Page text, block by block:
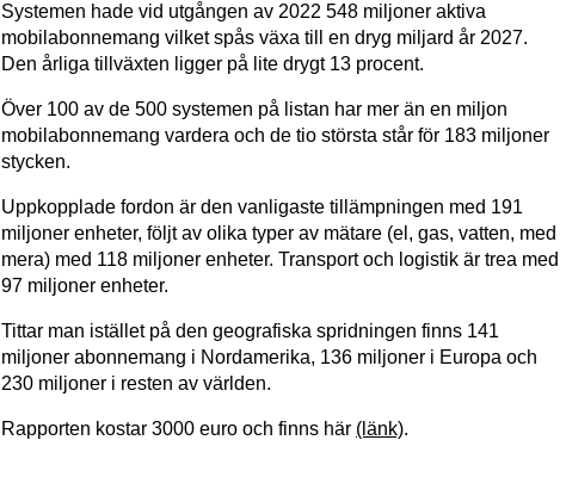
Systemen hade vid utgången av 2022 548 miljoner aktiva
mobilabonnemang vilket spås växa till en dryg miljard år 2027.
Den årliga tillväxten ligger på lite drygt 13 procent.
Över 100 av de 500 systemen på listan har mer än en miljon
mobilabonnemang vardera och de tio största står för 183 miljoner
stycken.
Uppkopplade fordon är den vanligaste tillämpningen med 191
miljoner enheter, följt av olika typer av mätare (el, gas, vatten, med
mera) med 118 miljoner enheter. Transport och logistik är trea med
97 miljoner enheter.
Tittar man istället på den geografiska spridningen finns 141
miljoner abonnemang i Nordamerika, 136 miljoner i Europa och
230 miljoner i resten av världen.
Rapporten kostar 3000 euro och finns här (länk).